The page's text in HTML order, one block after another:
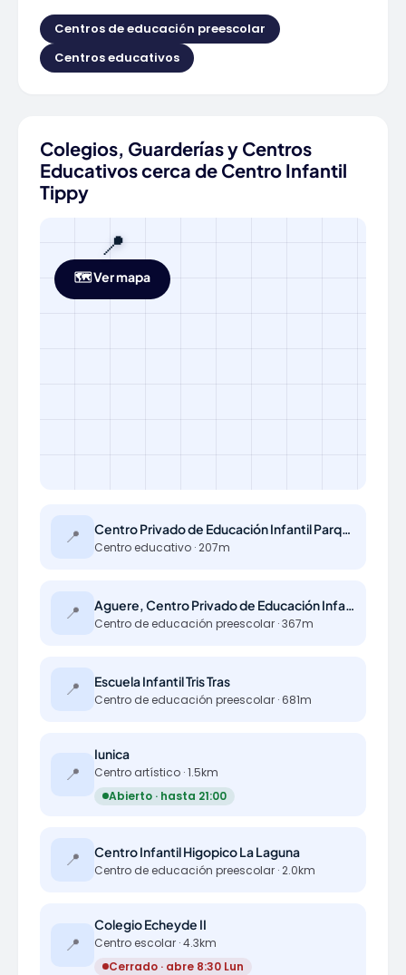
Centros de educación preescolar
Centros educativos
Colegios, Guarderías y Centros
Educativos cerca de Centro Infantil
Tippy
📍
🗺️ Ver mapa
📍 Centro educativo · 207m
📍 Centro de educación preescolar · 367m
📍 Escuela Infantil Tris Tras
Centro de educación preescolar · 681m
📍
Iunica
Centro artístico · 1.5km
Abierto · hasta 21:00
📍 Centro Infantil Higopico La Laguna
Centro de educación preescolar · 2.0km
📍
Colegio Echeyde II
Centro escolar · 4.3km
Cerrado · abre 8:30 Lun